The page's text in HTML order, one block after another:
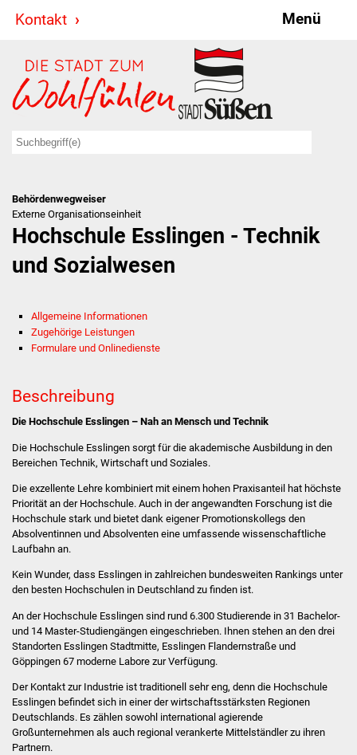
Kontakt Menü
Stadt & Politik
Bürgermeister
Ratsinformationssystem
Ansprechpartner
Behördenwegweiser
Stellenangebote
Kontakt
Veröffentlichungen
Ortsrecht
FNP / Bebauungspläne
Wahlen
Stadtinfo
Behördenwegweiser
Externe Organisationseinheit
Hochschule Esslingen - Technik
und Sozialwesen
Allgemeine Informationen
Zugehörige Leistungen
Formulare und Onlinedienste
Beschreibung
Die Hochschule Esslingen – Nah an Mensch und Technik
Die Hochschule Esslingen sorgt für die akademische Ausbildung in den
Bereichen Technik, Wirtschaft und Soziales.
Die exzellente Lehre kombiniert mit einem hohen Praxisanteil hat höchste
Priorität an der Hochschule. Auch in der angewandten Forschung ist die
Hochschule stark und bietet dank eigener Promotionskollegs den
Absolventinnen und Absolventen eine umfassende wissenschaftliche
Laufbahn an.
Kein Wunder, dass Esslingen in zahlreichen bundesweiten Rankings unter
den besten Hochschulen in Deutschland zu finden ist.
An der Hochschule Esslingen sind rund 6.300 Studierende in 31 Bachelor-
und 14 Master-Studiengängen eingeschrieben. Ihnen stehen an den drei
Standorten Esslingen Stadtmitte, Esslingen Flandernstraße und
Göppingen 67 moderne Labore zur Verfügung.
Der Kontakt zur Industrie ist traditionell sehr eng, denn die Hochschule
Esslingen befindet sich in einer der wirtschaftsstärksten Regionen
Deutschlands. Es zählen sowohl international agierende
Großunternehmen als auch regional verankerte Mittelständler zu ihren
Partnern.